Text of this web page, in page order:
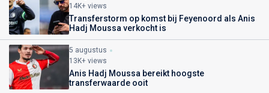
14K+ views
Transferstorm op komst bij Feyenoord als Anis
Hadj Moussa verkocht is
5 augustus
13K+ views
Anis Hadj Moussa bereikt hoogste
transferwaarde ooit